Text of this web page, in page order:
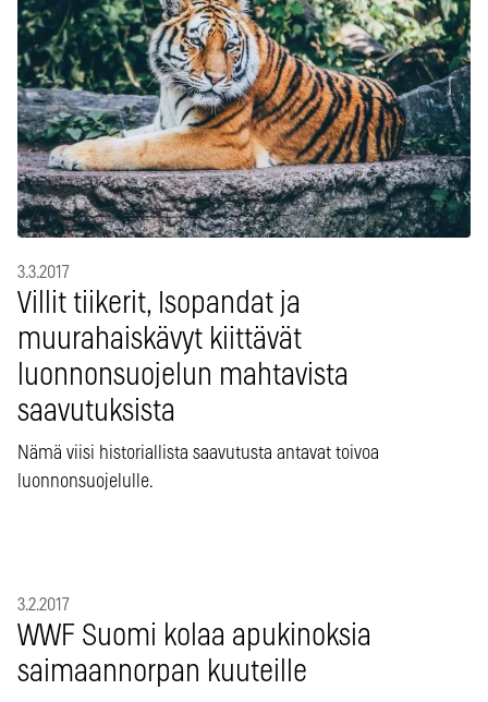
3.3.2017
Villit tiikerit, Isopandat ja
muurahaiskävyt kiittävät
luonnonsuojelun mahtavista
saavutuksista
Nämä viisi historiallista saavutusta antavat toivoa
luonnonsuojelulle.
3.2.2017
WWF Suomi kolaa apukinoksia
saimaannorpan kuuteille